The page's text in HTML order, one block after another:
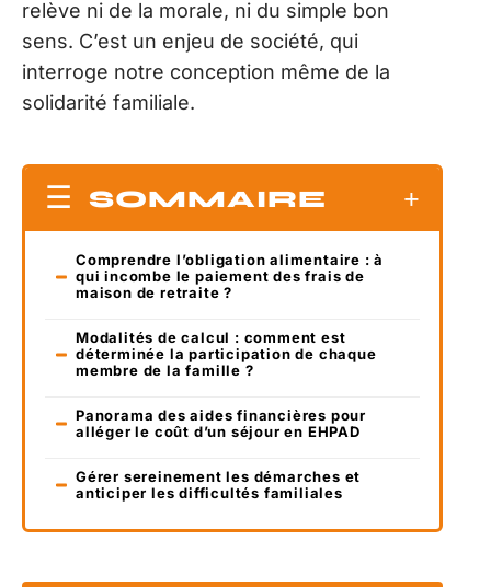
relève ni de la morale, ni du simple bon
sens. C’est un enjeu de société, qui
interroge notre conception même de la
solidarité familiale.
SOMMAIRE
Comprendre l’obligation alimentaire : à
qui incombe le paiement des frais de
maison de retraite ?
Modalités de calcul : comment est
déterminée la participation de chaque
membre de la famille ?
Panorama des aides financières pour
alléger le coût d’un séjour en EHPAD
Gérer sereinement les démarches et
anticiper les difficultés familiales